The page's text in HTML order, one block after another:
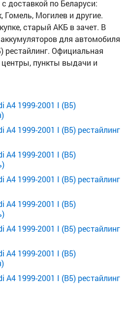
доставкой по Беларуси:
Гомель, Могилев и другие.
старый АКБ в зачет. В
для автомобиля
рестайлинг. Официальная
пункты выдачи и
A4 1999-2001 I (B5)
A4 1999-2001 I (B5) рестайлинг
A4 1999-2001 I (B5)
A4 1999-2001 I (B5) рестайлинг
A4 1999-2001 I (B5)
A4 1999-2001 I (B5) рестайлинг
A4 1999-2001 I (B5)
A4 1999-2001 I (B5) рестайлинг